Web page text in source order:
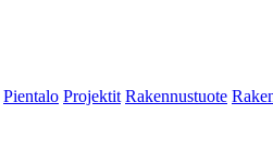
Pientalo Projektit Rakennustuote